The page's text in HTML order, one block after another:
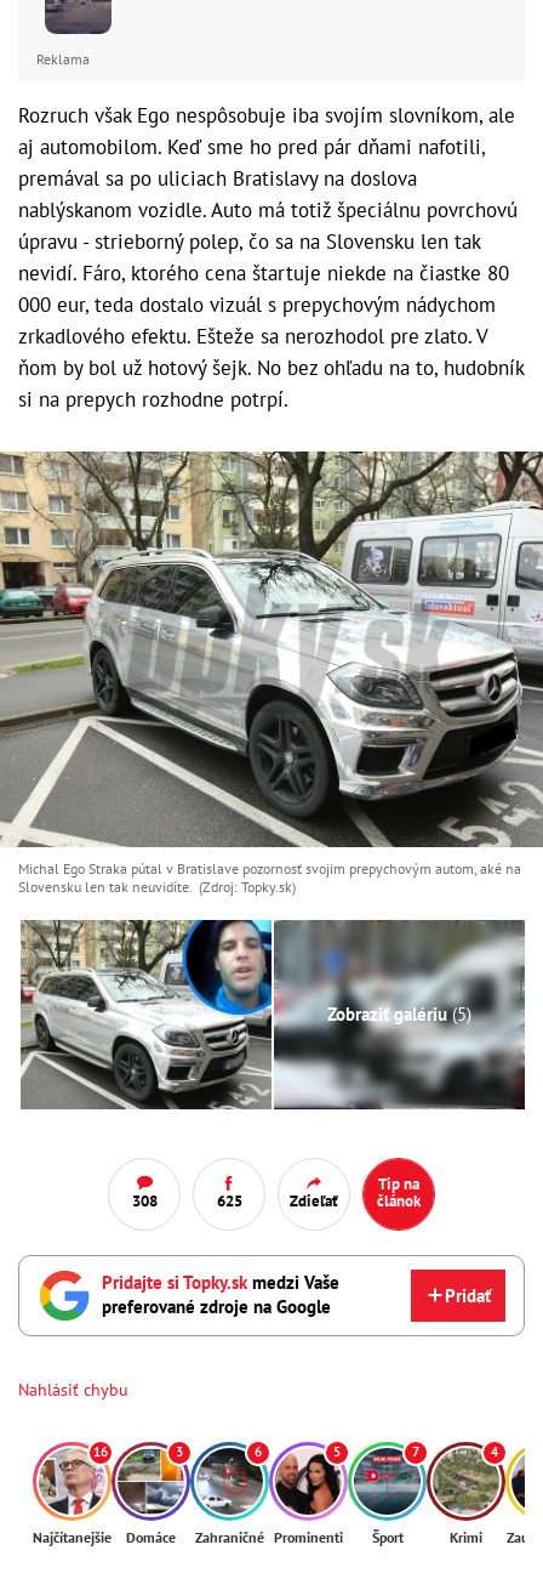
Reklama
Rozruch však Ego nespôsobuje iba svojím slovníkom, ale
aj automobilom. Keď sme ho pred pár dňami nafotili,
premával sa po uliciach Bratislavy na doslova
nablýskanom vozidle. Auto má totiž špeciálnu povrchovú
úpravu - strieborný polep, čo sa na Slovensku len tak
nevidí. Fáro, ktorého cena štartuje niekde na čiastke 80
000 eur, teda dostalo vizuál s prepychovým nádychom
zrkadlového efektu. Ešteže sa nerozhodol pre zlato. V
ňom by bol už hotový šejk. No bez ohľadu na to, hudobník
si na prepych rozhodne potrpí.
Michal Ego Straka pútal v Bratislave pozornosť svojim prepychovým autom, aké na
Slovensku len tak neuvidíte. (Zdroj: Topky.sk)
Zobraziť galériu(5)
308 625 Zdieľať
Tip na
článok
Pridajte si Topky.skmedzi Vaše
preferované zdroje na Google
Pridať
Nahlásiť chybu
16
Najčítanejšie
3
Domáce
6
Zahraničné
5
Prominenti
7
Šport
4
Krimi